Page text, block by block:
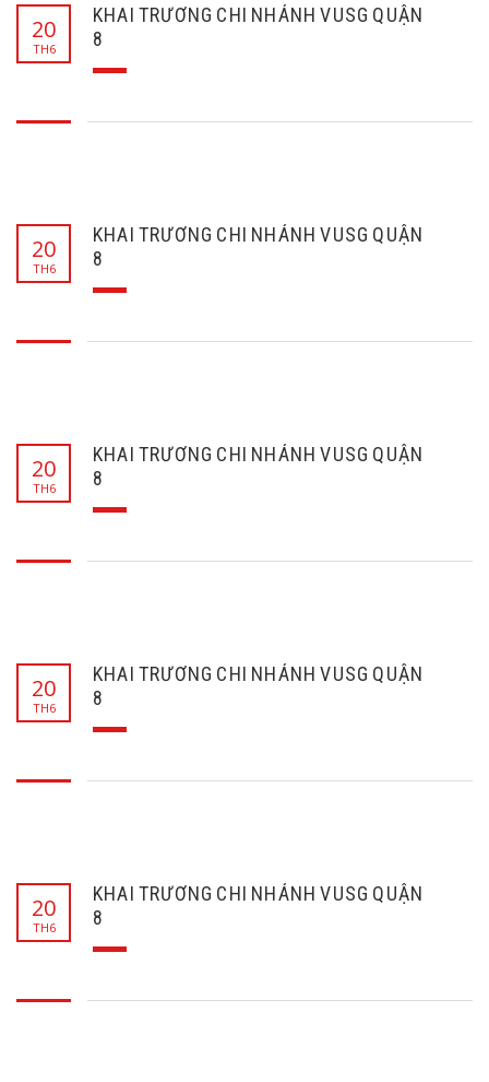
20
TH6
KHAI TRƯƠNG CHI NHÁNH VUSG QUẬN
8
20
TH6
KHAI TRƯƠNG CHI NHÁNH VUSG QUẬN
8
20
TH6
KHAI TRƯƠNG CHI NHÁNH VUSG QUẬN
8
20
TH6
KHAI TRƯƠNG CHI NHÁNH VUSG QUẬN
8
20
TH6
KHAI TRƯƠNG CHI NHÁNH VUSG QUẬN
8